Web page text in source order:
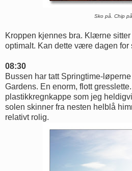
Sko på. Chip på.
Kroppen kjennes bra. Klærne sitter
optimalt. Kan dette være dagen for
08:30
Bussen har tatt Springtime-
Gardens. En enorm, flott
plastikkregnkappe som jeg
solen skinner fra nesten helblå
relativt rolig.